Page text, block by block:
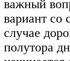
важный
вариант со
случае
полутора